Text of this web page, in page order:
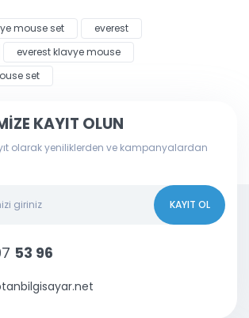
mouse set
everest
everest klavye mouse
set
KAYIT OLUN
olarak yeniliklerden ve kampanyalardan
KAYIT OL
53 96